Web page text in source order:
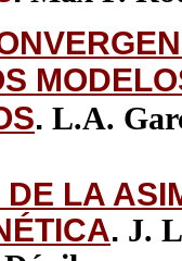
. L.A.
LA
. J.